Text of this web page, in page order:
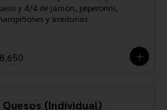
y 4/4 de jamón, peperonni,
y aceitunas
Quesos (Individual)